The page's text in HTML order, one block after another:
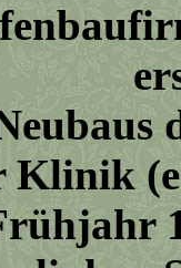
der
Klinik